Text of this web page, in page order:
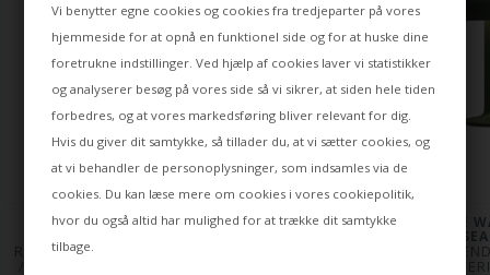
Vi benytter egne cookies og cookies fra tredjeparter på vores
hjemmeside for at opnå en funktionel side og for at huske dine
foretrukne indstillinger. Ved hjælp af cookies laver vi statistikker
og analyserer besøg på vores side så vi sikrer, at siden hele tiden
forbedres, og at vores markedsføring bliver relevant for dig.
Hvis du giver dit samtykke, så tillader du, at vi sætter cookies, og
at vi behandler de personoplysninger, som indsamles via de
cookies. Du kan læse mere om cookies i vores cookiepolitik,
hvor du også altid har mulighed for at trække dit samtykke
tilbage.
PLEASE WAIT TO BE
RADIANT LED BATTERI-
PLEASE WAIT TO BE PLEASE